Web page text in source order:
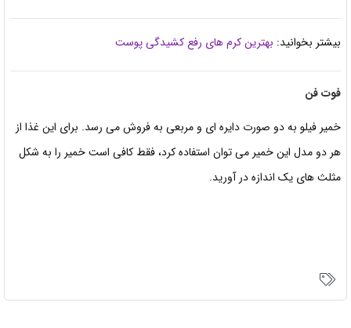
بیشتر بخوانید: بهترین کرم های رفع کشیدگی پوست
فوت فن
خمیر فیلو به دو صورت دایره ای و مربعی به فروش می رسد. برای این غذا از
هر دو مدل این خمیر می توان استفاده کرد، فقط کافی است خمیر را به شکل
مثلث های یک اندازهدر آورید.